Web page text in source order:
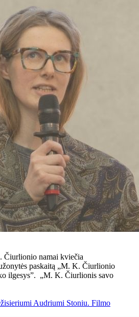
Čiurlionio namai kviečia
paskaitą „M. K. Čiurlionio
ilgesys”. „M. K. Čiurlionis savo
Audriumi Stoniu. Filmo